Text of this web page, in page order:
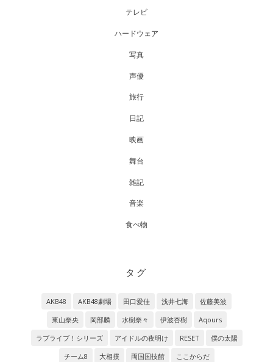
テレビ
ハードウェア
写真
声優
旅行
日記
映画
舞台
雑記
音楽
食べ物
タグ
AKB48 AKB48劇場 田口愛佳 浅井七海
佐藤美波
東山奈央
岡部麟 水樹奈々 伊波杏樹
Aqours
ラブライブ！シリーズ
アイドルの夜明け RESET
僕の太陽
チーム8
大相撲 両国国技館
ここからだ